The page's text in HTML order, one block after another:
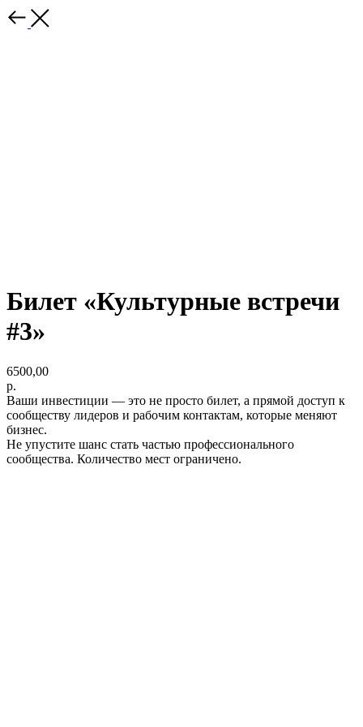
Билет «Культурные встречи
#3»
6500,00
р.
Ваши инвестиции — это не просто билет, а прямой доступ к
сообществу лидеров и рабочим контактам, которые меняют
бизнес.
Не упустите шанс стать частью профессионального
сообщества. Количество мест ограничено.